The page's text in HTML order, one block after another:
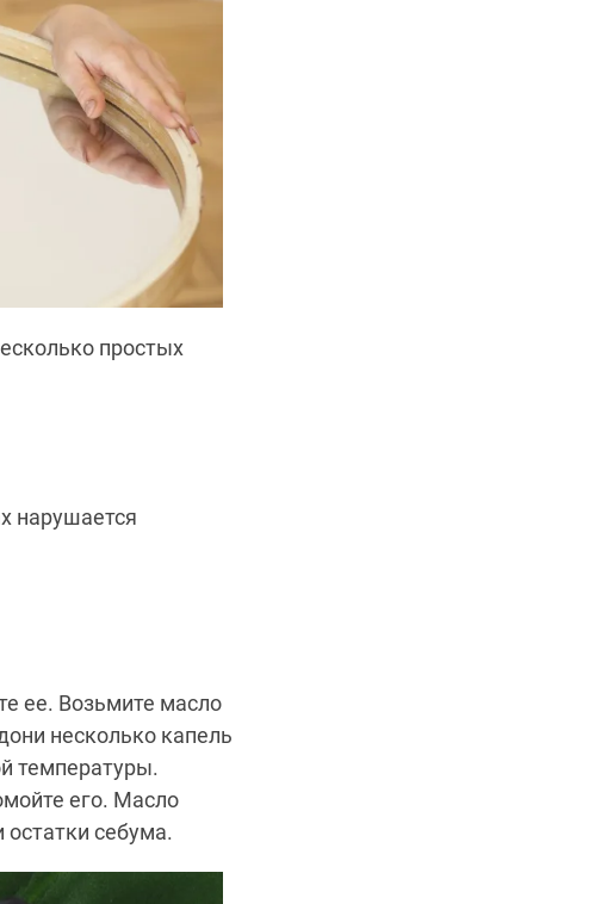
простых
нарушается
ее. Возьмите масло
несколько капель
температуры.
его. Масло
себума.